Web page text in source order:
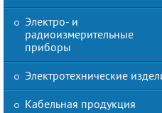
Электро- и
радиоизмерительные
приборы
Электротехнические
Кабельная продукция